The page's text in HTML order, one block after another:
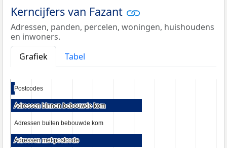
Kerncijfers van Fazant
Adressen, panden, percelen, woningen, huishoudens
en inwoners.
Grafiek
Tabel
Postcodes
Postcodes
Adressen binnen bebouwde kom
Adressen binnen bebouwde kom
Adressen buiten bebouwde kom
Adressen buiten bebouwde kom
Adressen met postcode
Adressen met postcode